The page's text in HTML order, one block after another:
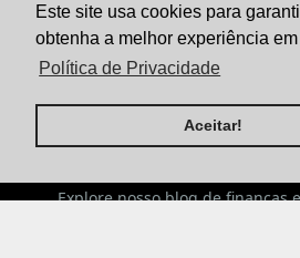
Este site usa cookies para
obtenha a melhor experiência
Política de Privacidade
Aceitar!
Política de Privacidade
Termos & Condições
Sobre Nós
BOLETIM DE NOTÍCIAS
Explore nosso blog de finanças